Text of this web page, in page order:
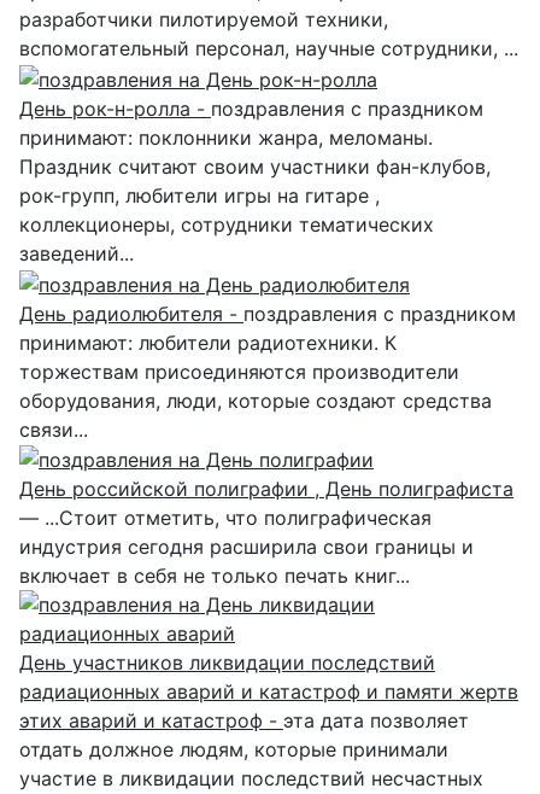
разработчики пилотируемой техники,
вспомогательный персонал, научные сотрудники, ...
День рок-н-ролла - поздравления с праздником
принимают: поклонники жанра, меломаны.
Праздник считают своим участники фан-клубов,
рок-групп, любители игры на гитаре ,
коллекционеры, сотрудники тематических
заведений...
День радиолюбителя - поздравления с праздником
принимают: любители радиотехники. К
торжествам присоединяются производители
оборудования, люди, которые создают средства
связи...
День российской полиграфии , День полиграфиста
— ...Стоит отметить, что полиграфическая
индустрия сегодня расширила свои границы и
включает в себя не только печать книг...
День участников ликвидации последствий
радиационных аварий и катастроф и памяти жертв
этих аварий и катастроф - эта дата позволяет
отдать должное людям, которые принимали
участие в ликвидации последствий несчастных